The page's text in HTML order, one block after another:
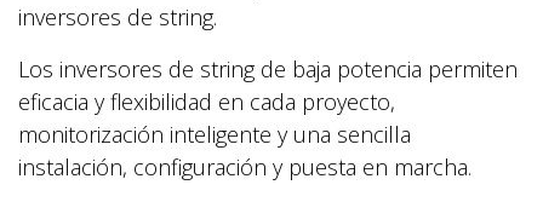
inversores de string.
Los inversores de string de baja potencia permiten
eficacia y flexibilidad en cada proyecto,
monitorización inteligente y una sencilla
instalación, configuración y puesta en marcha.